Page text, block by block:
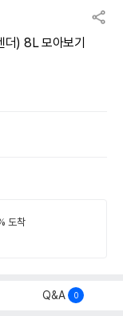
더) 8L 모아보기
도착
Q&A 0